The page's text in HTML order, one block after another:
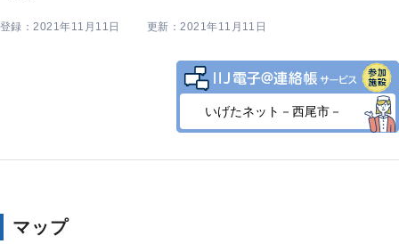
登録：2021年11月11日 更新：2021年11月11日
いげたネット－西尾市－
マップ